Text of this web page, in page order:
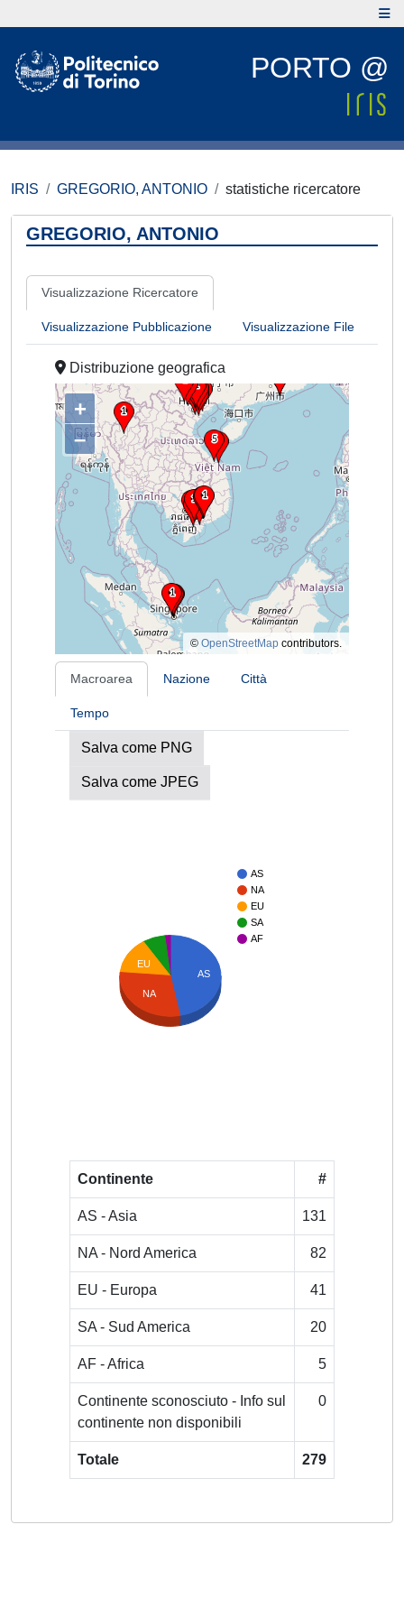
PORTO @
IRIS GREGORIO, ANTONIO statistiche ricercatore
GREGORIO, ANTONIO
Visualizzazione Ricercatore
Visualizzazione Pubblicazione Visualizzazione File
Distribuzione geografica
+
–
© OpenStreetMap contributors.
Macroarea Nazione Città
Tempo
Salva come PNG
Salva come JPEG
AS
NA
EU
SA
AF
AS
EU
NA
Continente #
AS - Asia 131
NA - Nord America 82
EU - Europa 41
SA - Sud America 20
AF - Africa 5
Continente sconosciuto - Info sul
continente non disponibili
0
Totale 279